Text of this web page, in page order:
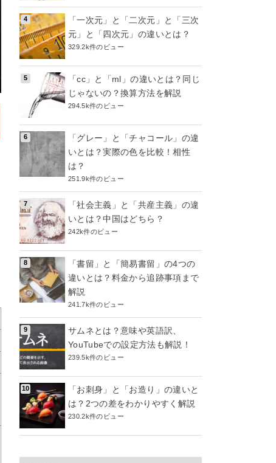
「一次元」と「二次元」と「三次
元」と「四次元」の違いとは？
329.2k件のビュー
「cc」と「ml」の違いとは？同じ
じゃないの？換算方法を解説
294.5k件のビュー
「グレー」と「チャコール」の違
いとは？実際の色を比較！相性
は？
251.9k件のビュー
「社会主義」と「共産主義」の違
いとは？中国はどちら？
242k件のビュー
「書留」と「簡易書留」の4つの
違いとは？料金から追跡事項まで
解説
241.7k件のビュー
サムネとは？意味や英語訳、
YouTubeでの設定方法も解説！
239.5k件のビュー
「お刺身」と「お造り」の違いと
は？2つの差をわかりやすく解説
230.2k件のビュー